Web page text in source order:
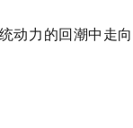
动力的回潮中走